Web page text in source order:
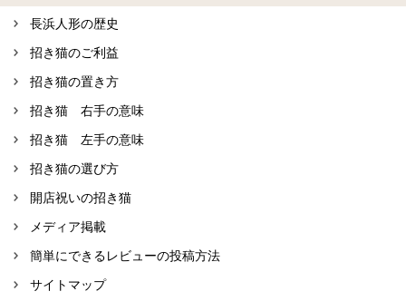
長浜人形の歴史
招き猫のご利益
招き猫の置き方
招き猫 右手の意味
招き猫 左手の意味
招き猫の選び方
開店祝いの招き猫
メディア掲載
簡単にできるレビューの投稿方法
サイトマップ